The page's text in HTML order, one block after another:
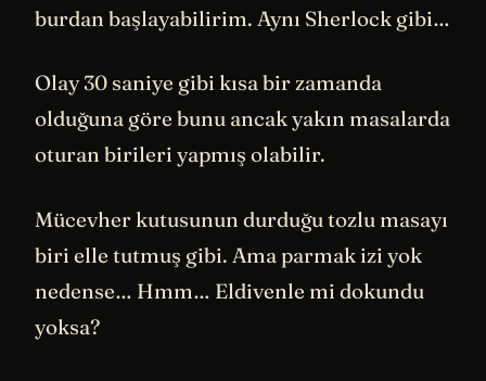
burdan başlayabilirim. Aynı Sherlock gibi…
Olay 30 saniye gibi kısa bir zamanda
olduğuna göre bunu ancak yakın masalarda
oturan birileri yapmış olabilir.
Mücevher kutusunun durduğu tozlu masayı
biri elle tutmuş gibi. Ama parmak izi yok
nedense… Hmm… Eldivenle mi dokundu
yoksa?